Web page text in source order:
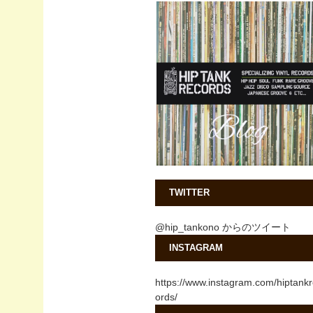
TWITTER
@hip_tankono からのツイート
INSTAGRAM
https://www.instagram.com/
ords/